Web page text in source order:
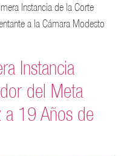
Instancia de la Corte
a la Cámara Modesto
Instancia
del Meta
a 19 Años de